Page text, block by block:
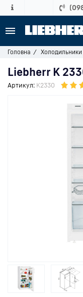
Головна Холодильники
Liebherr K
Артикул: K2330